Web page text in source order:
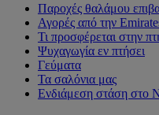
Παροχές θαλάμου
Αγορές από την
Τι προσφέρεται στην
Ψυχαγωγία εν πτήσει
Γεύματα
Τα σαλόνια μας
Ενδιάμεση στάση στο